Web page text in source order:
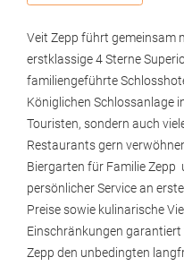
Veit Zepp führt gemeinsam
erstklassige 4 Sterne
familiengeführte
Königlichen Schlossanlage
Touristen, sondern auch
Restaurants gern
Biergarten für Familie Zepp
persönlicher Service an
Preise sowie kulinarische
Einschränkungen
Zepp den unbedingten